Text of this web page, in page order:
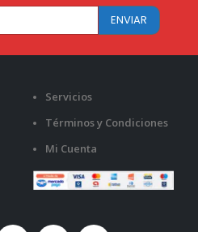
Servicios
Términos y Condiciones
Mi Cuenta